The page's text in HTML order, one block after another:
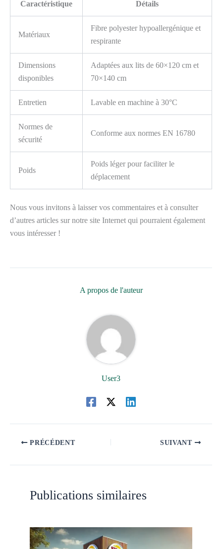
Caractéristique Détails
Matériaux
Fibre polyester hypoallergénique et
respirante
Dimensions
disponibles
Adaptées aux lits de 60×120 cm et
70×140 cm
Entretien Lavable en machine à 30°C
Normes de
sécurité
Conforme aux normes EN 16780
Poids
Poids léger pour faciliter le
déplacement
Nous vous invitons à laisser vos commentaires et à consulter
d’autres articles sur notre site Internet qui pourraient également
vous intéresser !
A propos de l'auteur
User3
PRÉCÉDENT SUIVANT
Publications similaires